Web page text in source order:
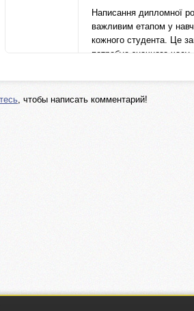
Написання дипломної
важливим етапом у
кожного студента. Це
потребує значного
...
legko-v-uchebe.com
, чтобы написать комментарий!